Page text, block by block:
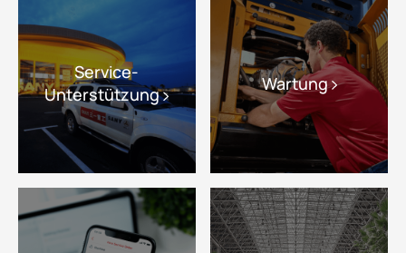
Service-
Unterstützung
Wartung